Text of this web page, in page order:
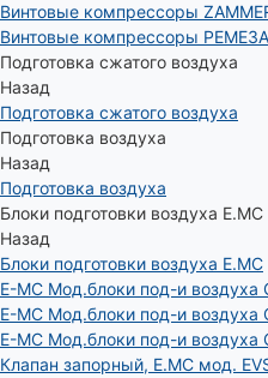
Винтовые компрессоры
Винтовые компрессоры
Подготовка сжатого воздуха
Назад
Подготовка сжатого воздуха
Подготовка воздуха
Назад
Подготовка воздуха
Блоки подготовки воздуха E.MC
Назад
Блоки подготовки воздуха E.MC
E-MC Мод.блоки под-и воздуха
E-MC Мод.блоки под-и воздуха
E-MC Мод.блоки под-и воздуха
Клапан запорный, E.MC мод.